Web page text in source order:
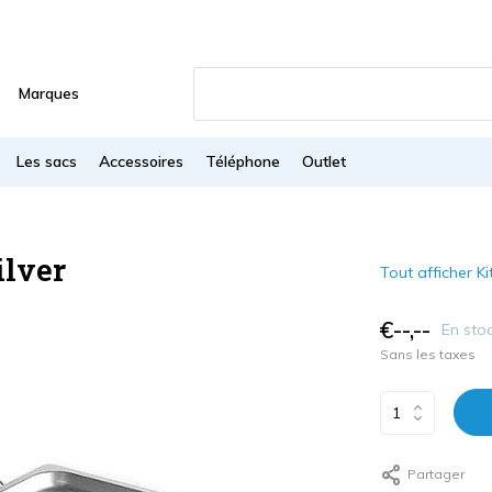
Marques
Les sacs Accessoires Téléphone Outlet
Tout afficher
€--,-- En
Sans les taxes
Partager